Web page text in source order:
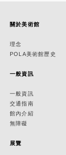
關於美術館
理念
POLA美術館歷史
一般資訊
一般資訊
交通指南
館內介紹
無障礙
展覽